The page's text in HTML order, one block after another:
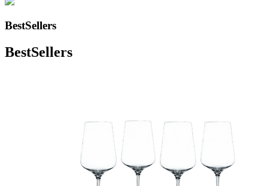
BestSellers
BestSellers